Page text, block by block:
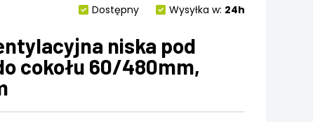
Dostępny Wysyłka w: 24h
niska pod
cokołu 60/480mm,